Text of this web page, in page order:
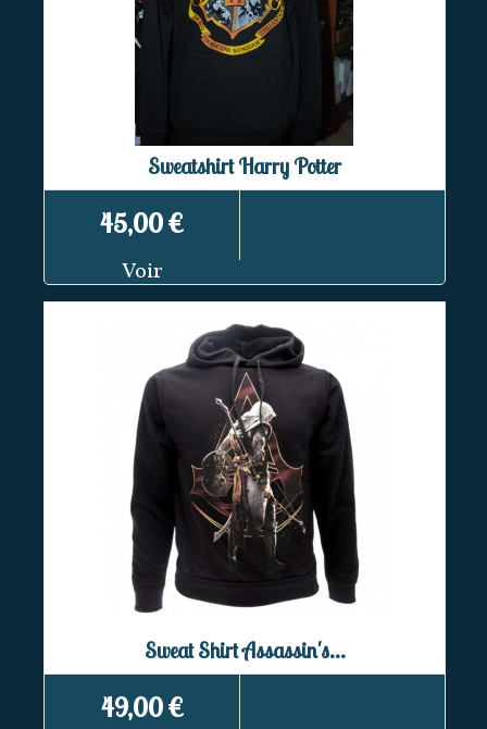
Sweatshirt Harry Potter
45,00 €
Voir
Sweat Shirt Assassin's...
49,00 €